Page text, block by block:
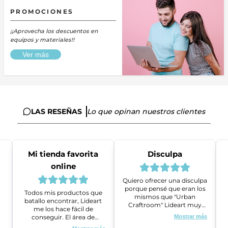
PROMOCIONES
¡¡Aprovecha los descuentos en
equipos y materiales!!
Ver más
LAS RESEÑAS Lo que opinan nuestros clientes
Mi tienda favorita
online
Todos mis productos que
batallo encontrar, Lideart
me los hace fácil de
conseguir. El área de
ventas es super amable y
Disculpa
Quiero ofrecer una disculpa
porque pensé que eran los
mismos que "Urban
Craftroom" Lideart muy
amables me ayudaron a
gestionar un problema que
Mostrar más